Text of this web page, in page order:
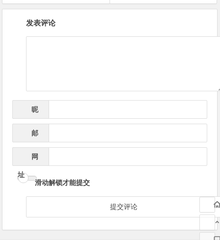
发表评论
昵
*
邮
*
网
址
滑动解锁才能提交